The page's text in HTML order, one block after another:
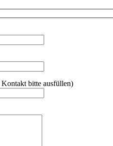
bitte ausfüllen)